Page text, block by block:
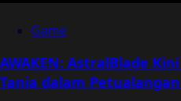
Game
AWAKEN: AstralBlade
Tania dalam